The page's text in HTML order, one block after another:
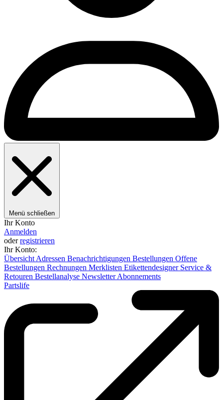
Menü schließen
Ihr Konto
Anmelden
oderregistrieren
Ihr Konto:
Übersicht Adressen Benachrichtigungen Bestellungen Offene
Bestellungen Rechnungen Merklisten Etikettendesigner Service &
Retouren Bestellanalyse NewsletterAbonnements
Partslife